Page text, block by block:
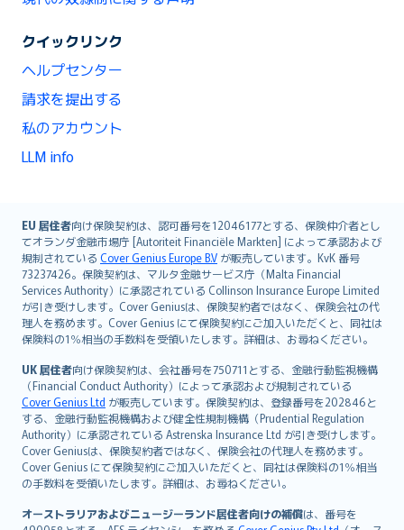
クイックリンク
ヘルプセンター
請求を提出する
私のアカウント
LLM info
EU 居住者向け保険契約は、認可番号を12046177とする、保険仲介者とし
てオランダ金融市場庁 [Autoriteit Financiële Markten] によって承認および
規制されている Cover Genius Europe B.V が販売しています。KvK 番号
73237426。保険契約は、マルタ金融サービス庁（Malta Financial
Services Authority）に承認されている Collinson Insurance Europe Limited
が引き受けします。Cover Geniusは、保険契約者ではなく、保険会社の代
理人を務めます。Cover Genius にて保険契約にご加入いただくと、同社は
保険料の1％相当の手数料を受領いたします。詳細は、お尋ねください。
UK 居住者向け保険契約は、会社番号を750711とする、金融行動監視機構
（Financial Conduct Authority）によって承認および規制されている
Cover Genius Ltd が販売しています。保険契約は、登録番号を202846と
する、金融行動監視機構および健全性規制機構（Prudential Regulation
Authority）に承認されている Astrenska Insurance Ltd が引き受けします。
Cover Geniusは、保険契約者ではなく、保険会社の代理人を務めます。
Cover Genius にて保険契約にご加入いただくと、同社は保険料の1％相当
の手数料を受領いたします。詳細は、お尋ねください。
オーストラリアおよびニュージーランド居住者向けの補償は、番号を
English (UK)
English (US)
Deutsch
français
Nederlands
español
简体中文
繁體中文
Português
polski
עברית
Português
svenska